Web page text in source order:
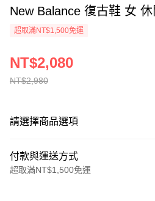
New Balance 復古鞋 女
超取滿NT$1,500免運
NT$2,980
NT$2,080
請選擇商品選項
付款與運送方式
超取滿NT$1,500免運